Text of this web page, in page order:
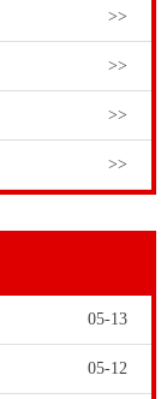
22厚羽毛球馆
品牌厂家，就
普一下，要
色的运动木地
>>
>>
>>
>>
05-13
05-12